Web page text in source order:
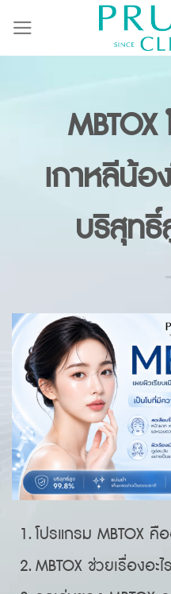
content
เกาหลีน้อ
บริสุทธิ์
โปรแกรม MBTOX คือ
MBTOX ช่วยเรื่องอะไ